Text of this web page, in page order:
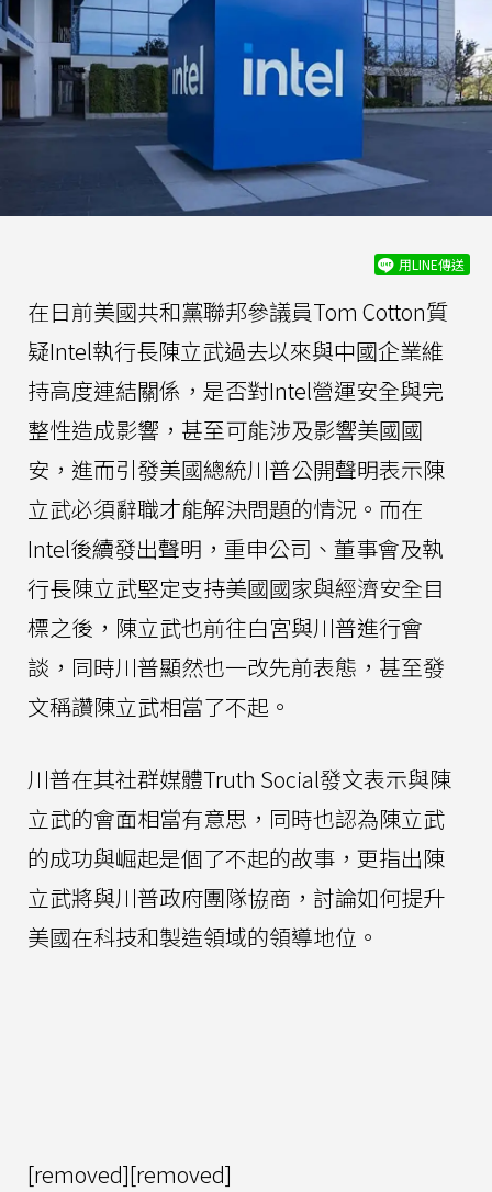
用LINE傳送
在日前美國共和黨聯邦參議員Tom Cotton質
疑Intel執行長陳立武過去以來與中國企業維
持高度連結關係，是否對Intel營運安全與完
整性造成影響，甚至可能涉及影響美國國
安，進而引發美國總統川普公開聲明表示陳
立武必須辭職才能解決問題的情況。而在
Intel後續發出聲明，重申公司、董事會及執
行長陳立武堅定支持美國國家與經濟安全目
標之後，陳立武也前往白宮與川普進行會
談，同時川普顯然也一改先前表態，甚至發
文稱讚陳立武相當了不起。
川普在其社群媒體Truth Social發文表示與陳
立武的會面相當有意思，同時也認為陳立武
的成功與崛起是個了不起的故事，更指出陳
立武將與川普政府團隊協商，討論如何提升
美國在科技和製造領域的領導地位。
[removed][removed]